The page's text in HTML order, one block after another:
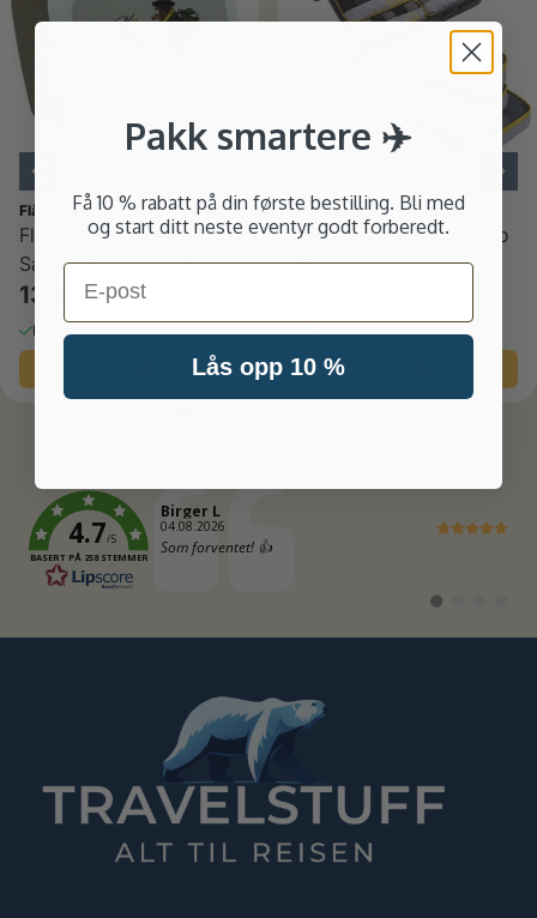
Flåklypa
Flåklypa matboks
Samtalen, Ludvig &
Solan
134,- 179,-
På lager
4.8 av
Go Travel
Pakkekuber (3-pk) - Go
Travel
4.7/5
BASERT PÅ 258 STEMMER
Forfatter:
Birger L
Dato:
04.08.2026
Tekst:
Som forventet! 👍
Bytt
testimonial
testimonial
Pakk smartere ✈️
Få 10 % rabatt på din første bestilling. Bli med
og start ditt neste eventyr godt forberedt.
Email
Lås opp 10 %